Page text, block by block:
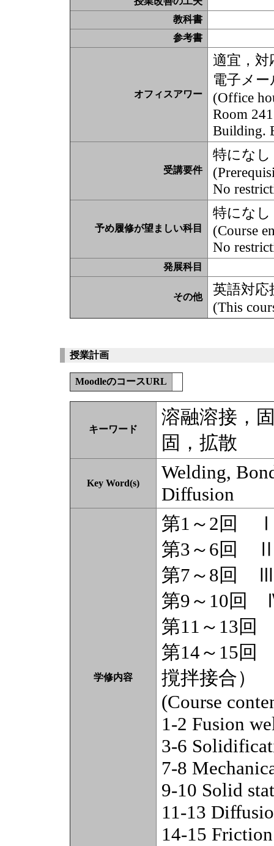
教科書
参考書
オフィスアワー
適宜，対
電子メ
(Office
Room
Building.
受講要件
特になし
No
予め履修が望ましい科目
特になし
(Course
No
発展科目
その他
英語対応
(This
授業計画
MoodleのコースURL
キーワード
溶融溶接，
固，拡散
Key Word(s)
Welding,
Diffusion
学修内容
第1～2回
第3～6回
第7～8回
第9～10回
第11～13
第14～15
撹拌接合）
(Course
1-2 Fusion
3-6
7-8
9-10 Solid
11-13
14-15